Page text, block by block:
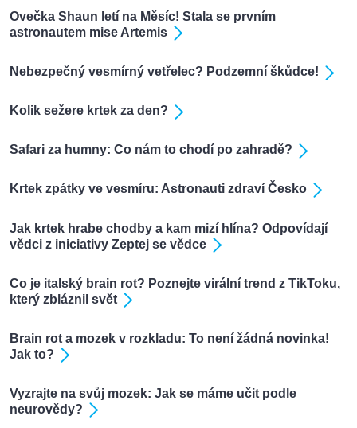
Ovečka Shaun letí na Měsíc! Stala se prvním
astronautem mise Artemis
Nebezpečný vesmírný vetřelec? Podzemní škůdce!
Kolik sežere krtek za den?
Safari za humny: Co nám to chodí po zahradě?
Krtek zpátky ve vesmíru: Astronauti zdraví Česko
Jak krtek hrabe chodby a kam mizí hlína? Odpovídají
vědci z iniciativy Zeptej se vědce
Co je italský brain rot? Poznejte virální trend z TikToku,
který zbláznil svět
Brain rot a mozek v rozkladu: To není žádná novinka!
Jak to?
Vyzrajte na svůj mozek: Jak se máme učit podle
neurovědy?